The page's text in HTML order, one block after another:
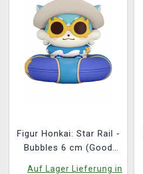
Figur Honkai: Star Rail -
Bubbles 6 cm (Good
Auf Lager Lieferung in